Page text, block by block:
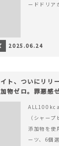
ードドリア
2025.06.24
イト、ついにリリ
物ゼロ。罪悪感
プ100）』
（シャー
添加物を使
ーツ、6個